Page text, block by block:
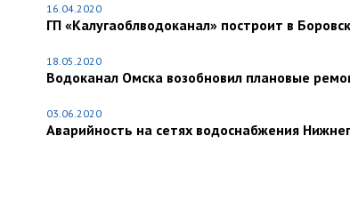
16.04.2020
ГП «Калугаоблводоканал» построит в
18.05.2020
Водоканал Омска возобновил плановые
03.06.2020
Аварийность на сетях водоснабжения